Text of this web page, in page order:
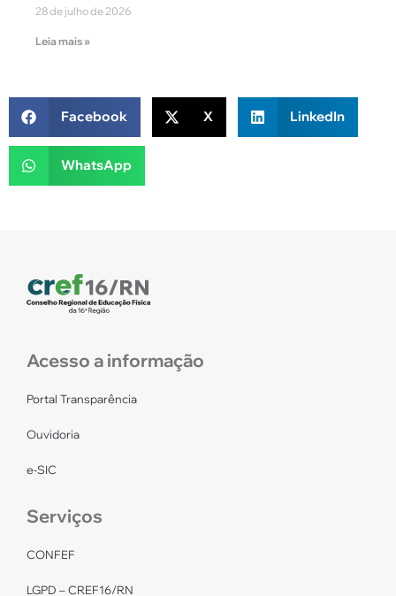
28 de julho de 2026
Leia mais »
Facebook X LinkedIn
WhatsApp
Acesso a informação
Portal Transparência
Ouvidoria
e-SIC
Serviços
CONFEF
LGPD – CREF16/RN